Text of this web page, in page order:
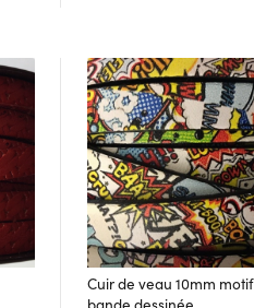
Cuir de veau 10mm motif